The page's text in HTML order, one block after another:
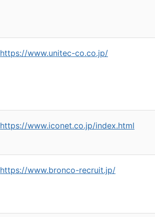
https://www.unitec-co.co.jp/
https://www.iconet.co.jp/index.html
https://www.bronco-recruit.jp/